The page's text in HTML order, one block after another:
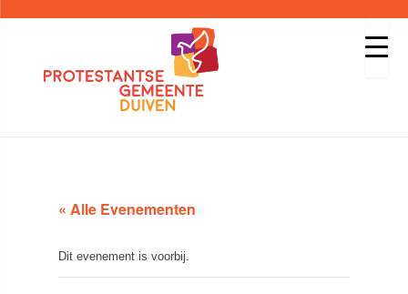
« Alle Evenementen
Dit evenement is voorbij.